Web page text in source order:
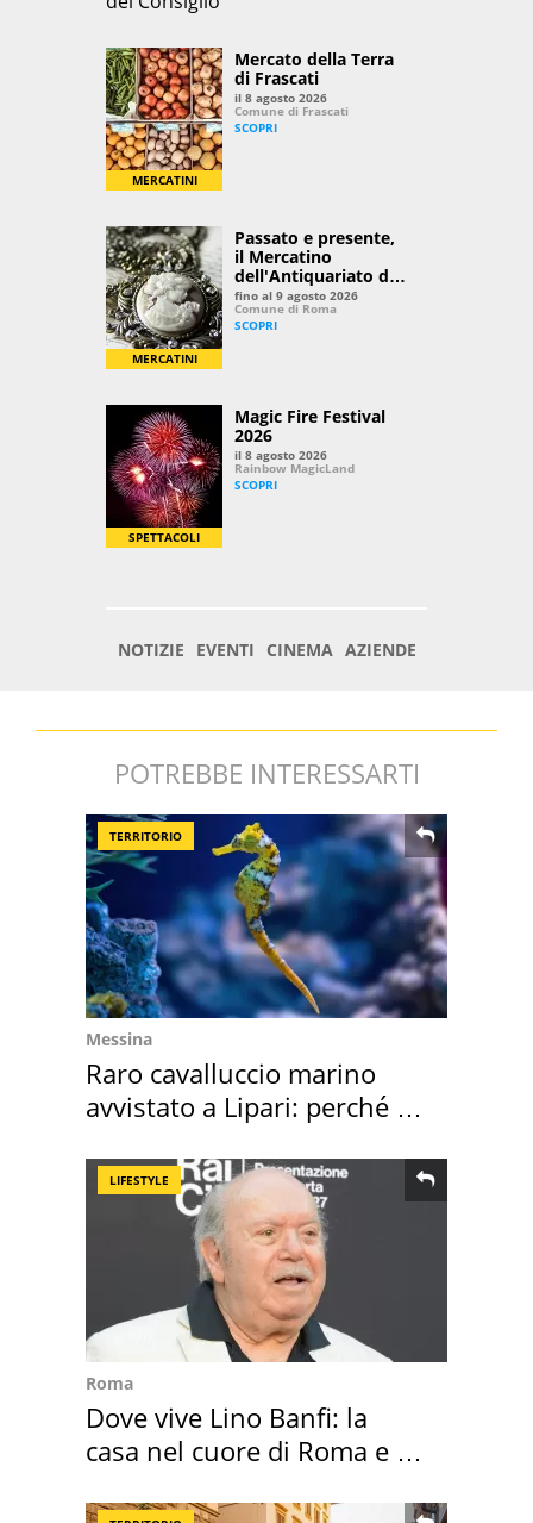
POTREBBE INTERESSARTI
TERRITORIO
Messina
Raro cavalluccio marino
avvistato a Lipari: perché è
LIFESTYLE
Roma
Dove vive Lino Banfi: la
casa nel cuore di Roma e i